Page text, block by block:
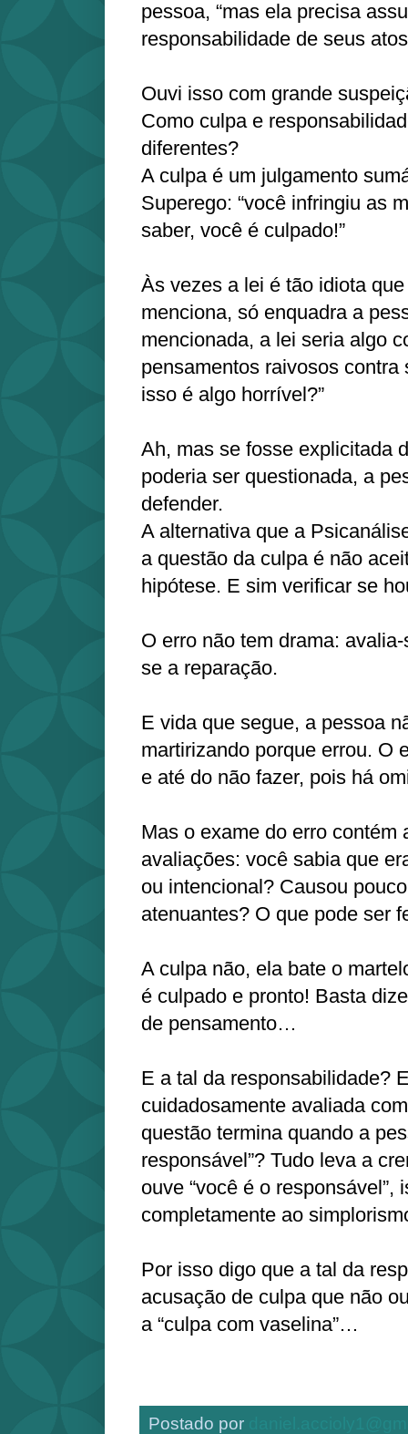
pessoa, “mas ela precisa
responsabilidade de seus
Ouvi isso com grande
Como culpa e
diferentes?
A culpa é um julgamento
Superego: “você infringiu as
saber, você é culpado!”
Às vezes a lei é tão idiota
menciona, só enquadra a
mencionada, a lei seria algo
pensamentos raivosos
isso é algo horrível?”
Ah, mas se fosse explicitada
poderia ser questionada, a
defender.
A alternativa que a
a questão da culpa é não
hipótese. E sim verificar se
O erro não tem drama:
se a reparação.
E vida que segue, a pessoa
martirizando porque errou. O
e até do não fazer, pois há
Mas o exame do erro contém
avaliações: você sabia que
ou intencional? Causou
atenuantes? O que pode ser
A culpa não, ela bate o
é culpado e pronto! Basta
de pensamento…
E a tal da responsabilidade?
cuidadosamente avaliada
questão termina quando a
responsável”? Tudo leva a
ouve “você é o responsável”,
completamente ao
Por isso digo que a tal da
acusação de culpa que não
a “culpa com vaselina”…
Postado por